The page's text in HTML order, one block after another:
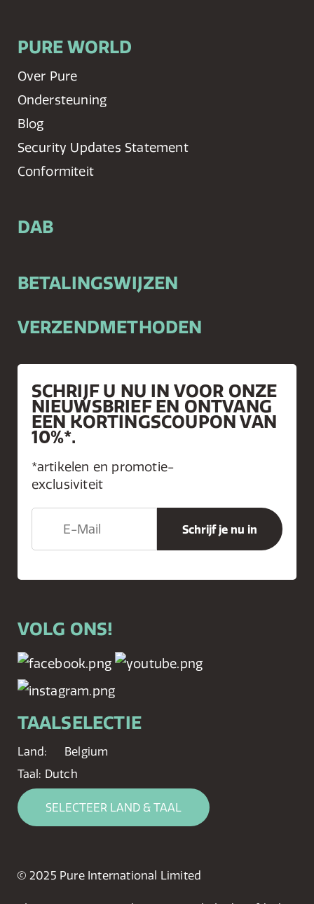
PURE WORLD
Over Pure
Ondersteuning
Blog
Security Updates Statement
Conformiteit
DAB
BETALINGSWIJZEN
VERZENDMETHODEN
SCHRIJF U NU IN VOOR ONZE
NIEUWSBRIEF EN ONTVANG
EEN KORTINGSCOUPON VAN
10%*.
*artikelen en promotie-
exclusiviteit
VOLG ONS!
TAALSELECTIE
Land:
Belgium
Taal: Dutch
SELECTEER LAND & TAAL
© 2025 Pure International Limited